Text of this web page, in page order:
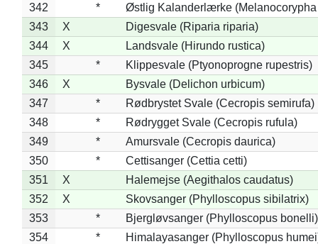
342
*
Østlig Kalanderlærke (Melanocorypha
343
X
Digesvale (Riparia riparia)
344
X
Landsvale (Hirundo rustica)
345
*
Klippesvale (Ptyonoprogne rupestris)
346
X
Bysvale (Delichon urbicum)
347
*
Rødbrystet Svale (Cecropis semirufa)
348
*
Rødrygget Svale (Cecropis rufula)
349
*
Amursvale (Cecropis daurica)
350
*
Cettisanger (Cettia cetti)
351
X
Halemejse (Aegithalos caudatus)
352
X
Skovsanger (Phylloscopus sibilatrix)
353
*
Bjergløvsanger (Phylloscopus bonelli)
354
* Himalayasanger (Phylloscopus